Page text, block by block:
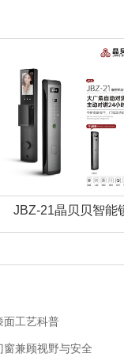
JBZ-21晶贝贝智能
面工艺科普
兼顾视野与安全